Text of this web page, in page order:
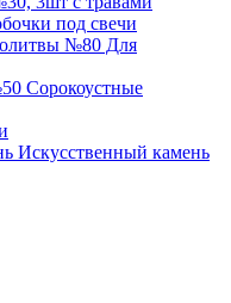
под свечи
№80 Для
Сорокоустные
Искусственный камень